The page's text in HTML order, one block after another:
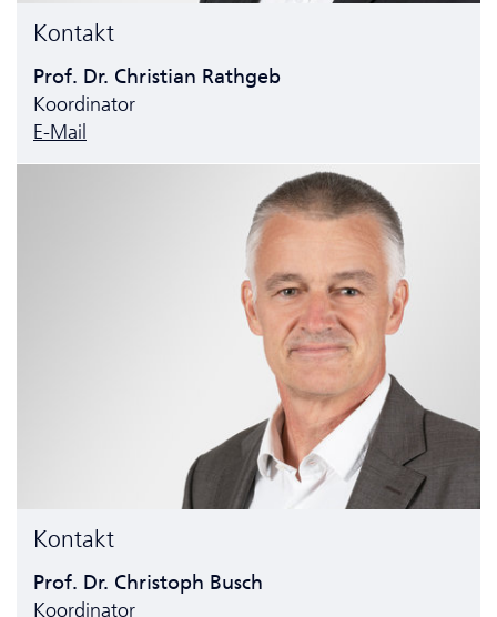
Kontakt
Prof. Dr. Christian Rathgeb
Koordinator
E-Mail
Kontakt
Prof. Dr. Christoph Busch
Koordinator